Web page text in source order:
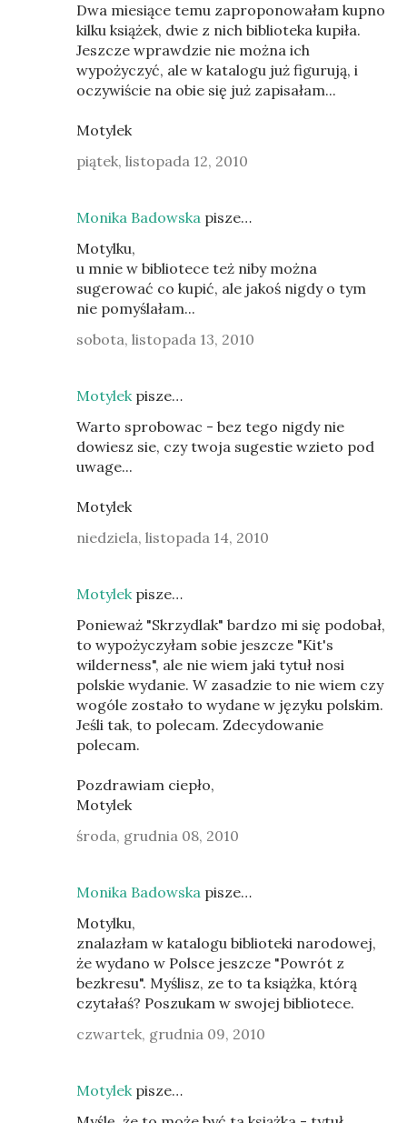
Dwa miesiące temu zaproponowałam kupno
kilku książek, dwie z nich biblioteka kupiła.
Jeszcze wprawdzie nie można ich
wypożyczyć, ale w katalogu już figurują, i
oczywiście na obie się już zapisałam...
Motylek
piątek, listopada 12, 2010
Monika Badowska pisze…
Motylku,
u mnie w bibliotece też niby można
sugerować co kupić, ale jakoś nigdy o tym
nie pomyślałam...
sobota, listopada 13, 2010
Motylekpisze…
Warto sprobowac - bez tego nigdy nie
dowiesz sie, czy twoja sugestie wzieto pod
uwage...
Motylek
niedziela, listopada 14, 2010
Motylekpisze…
Ponieważ "Skrzydlak" bardzo mi się podobał,
to wypożyczyłam sobie jeszcze "Kit's
wilderness", ale nie wiem jaki tytuł nosi
polskie wydanie. W zasadzie to nie wiem czy
wogóle zostało to wydane w języku polskim.
Jeśli tak, to polecam. Zdecydowanie
polecam.
Pozdrawiam ciepło,
Motylek
środa, grudnia 08, 2010
Monika Badowska pisze…
Motylku,
znalazłam w katalogu biblioteki narodowej,
że wydano w Polsce jeszcze "Powrót z
bezkresu". Myślisz, ze to ta książka, którą
czytałaś? Poszukam w swojej bibliotece.
czwartek, grudnia 09, 2010
Motylekpisze…